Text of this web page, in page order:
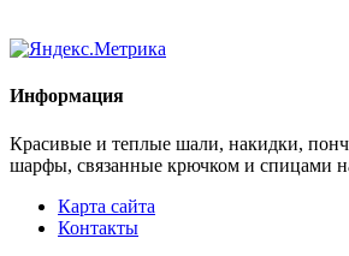
Информация
Красивые и теплые шали, накидки,
шарфы, связанные крючком и спицами
Карта сайта
Контакты